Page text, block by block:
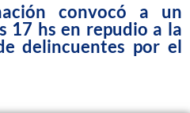
convocó a un
17 hs en repudio a la
delincuentes por el